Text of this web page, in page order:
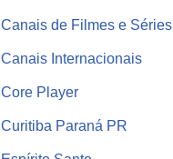
Canais de Filmes e Séries
Canais Internacionais
Core Player
Curitiba Paraná PR